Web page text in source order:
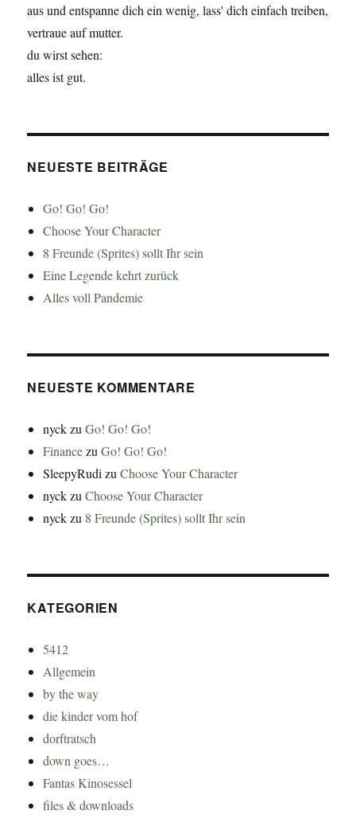
aus und entspanne dich ein wenig, lass' dich einfach treiben,
vertraue auf mutter.
du wirst sehen:
alles ist gut.
NEUESTE BEITRÄGE
Go! Go! Go!
Choose Your Character
8 Freunde (Sprites) sollt Ihr sein
Eine Legende kehrt zurück
Alles voll Pandemie
NEUESTE KOMMENTARE
nyckzuGo! Go! Go!
FinancezuGo! Go! Go!
SleepyRudi zuChoose Your Character
nyckzuChoose Your Character
nyckzu 8 Freunde (Sprites) sollt Ihr sein
KATEGORIEN
5412
Allgemein
by the way
die kinder vom hof
dorftratsch
down goes…
Fantas Kinosessel
files & downloads